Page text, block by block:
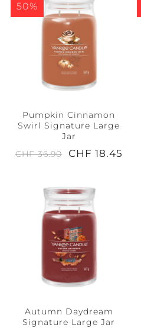
50%
Pumpkin Cinnamon
Swirl Signature Large
Jar
CHF 36.90
CHF 18.45
Autumn Daydream
Signature Large Jar